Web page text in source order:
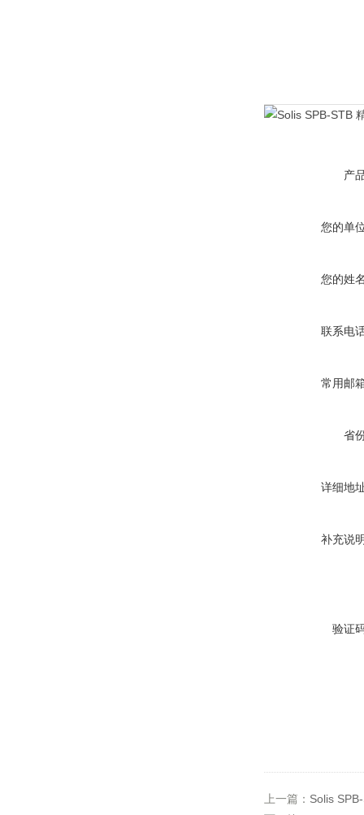
产
您的单
您的姓
联系电
常用邮
省
详细地
补充说
验证
上一篇： Solis